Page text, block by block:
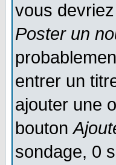
vous
Poster un
entrer un
ajouter une
bouton
sondage, 0